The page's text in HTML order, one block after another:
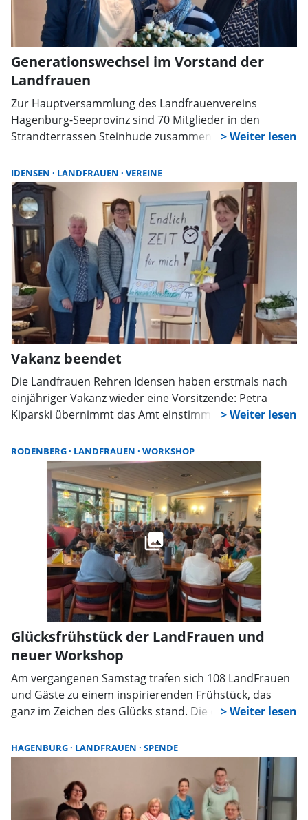
Generationswechsel im Vorstand der
Landfrauen
Zur Hauptversammlung des Landfrauenvereins
Hagenburg-Seeprovinz sind 70 Mitglieder in den
Strandterrassen Steinhude zusammengekommen.
Ortsvertreterwahlen sowie ein Vortrag über
nachhaltige Lebensweisen im Mittelpunkt.
IDENSEN LANDFRAUEN VEREINE
Vakanz beendet
Die Landfrauen Rehren Idensen haben erstmals nach
einjähriger Vakanz wieder eine Vorsitzende: Petra
Kiparski übernimmt das Amt einstimmig gewählt. Mit
einem abwechslungsreichen Jahresprogramm startet
der Verein engagiert ins neue Jahr.
RODENBERG LANDFRAUEN WORKSHOP
Glücksfrühstück der LandFrauen und
neuer Workshop
Am vergangenen Samstag trafen sich 108 LandFrauen
und Gäste zu einem inspirierenden Frühstück, das
ganz im Zeichen des Glücks stand. Die erste
mit einem Gedicht von Clemens Brentano und gab
einen Ausblick auf die kommenden Jahre bis 2026.
HAGENBURG LANDFRAUEN SPENDE